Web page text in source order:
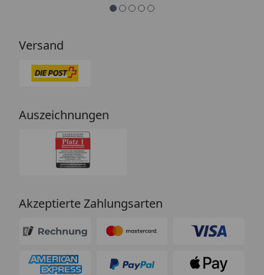
so.“
Versand
Auszeichnungen
Akzeptierte Zahlungsarten